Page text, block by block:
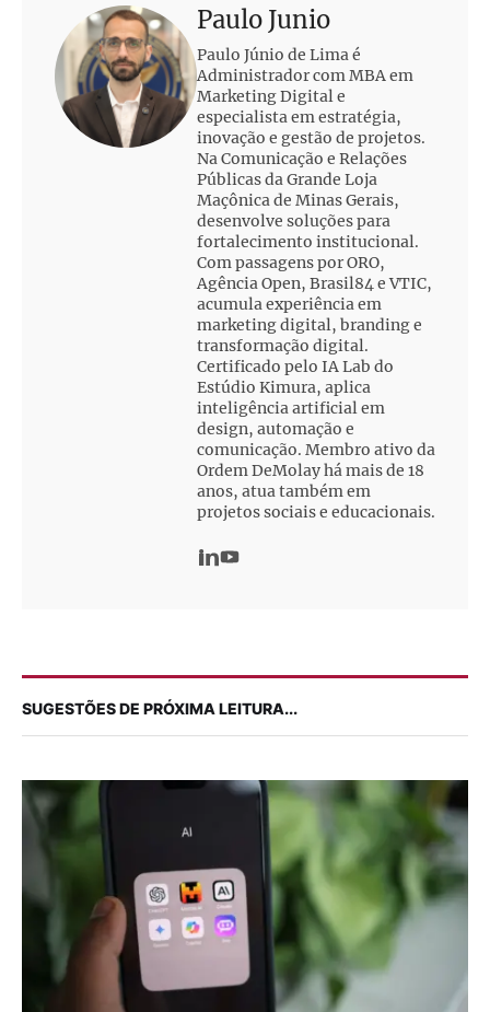
Paulo Junio
Paulo Júnio de Lima é
Administrador com MBA em
Marketing Digital e
especialista em estratégia,
inovação e gestão de projetos.
Na Comunicação e Relações
Públicas da Grande Loja
Maçônica de Minas Gerais,
desenvolve soluções para
fortalecimento institucional.
Com passagens por ORO,
Agência Open, Brasil84 e VTIC,
acumula experiência em
marketing digital, branding e
transformação digital.
Certificado pelo IA Lab do
Estúdio Kimura, aplica
inteligência artificial em
design, automação e
comunicação. Membro ativo da
Ordem DeMolay há mais de 18
anos, atua também em
projetos sociais e educacionais.
SUGESTÕES DE PRÓXIMA LEITURA...